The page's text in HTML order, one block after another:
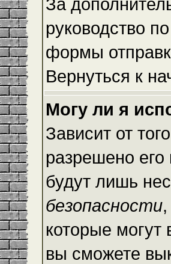
руководство
формы
Вернуться к
Могу ли я
Зависит от
разрешено его
будут лишь
безопасности
которые
вы сможете